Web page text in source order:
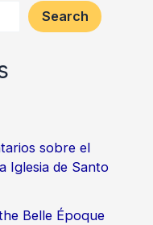
Search
sobre el
Iglesia de Santo
Belle Époque